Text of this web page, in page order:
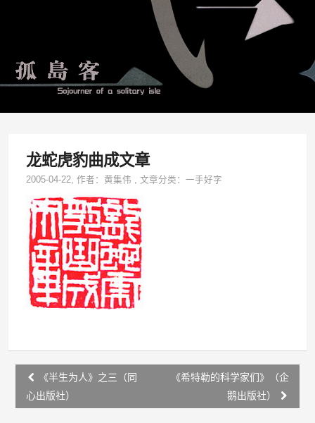
龙蛇虎豹曲成文章
2005-04-22, 作者：黄集伟 ,文章分类：一手好字
Post
navigation
《半生为人》之三（同
心出版社）
《希特勒的科学家们》（企
鹅出版社）